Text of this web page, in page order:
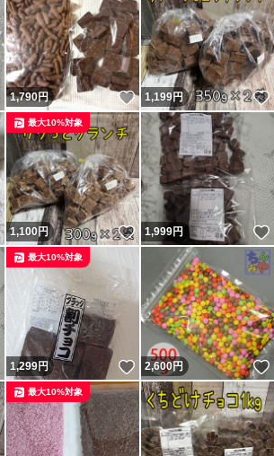
いいね！
1,790円 いいね！
1,199円
いいね！
1,100円 いいね！
最大10%対象
1,999円
いいね！
1,299円 いいね！
最大10%対象
2,600円
最大10%対象